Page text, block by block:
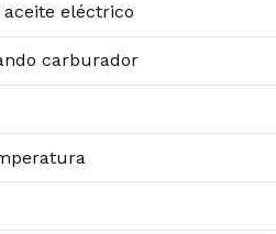
aceite eléctrico
carburador